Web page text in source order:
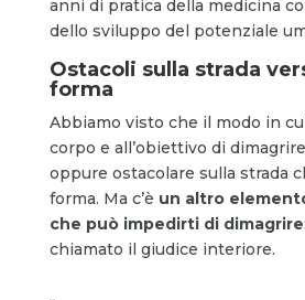
anni di pratica della medicina
dello sviluppo del potenziale
Ostacoli sulla strada
forma
Abbiamo visto che il modo in
corpo e all’obiettivo di
oppure ostacolare sulla strada
forma. Ma c’è un altro
che può impedirti di dimagrire
chiamato il giudice interiore.